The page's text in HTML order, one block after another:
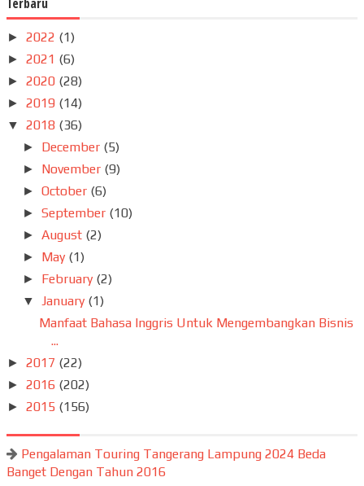
► 2022 (1)
► 2021 (6)
► 2020 (28)
► 2019 (14)
▼ 2018 (36)
► December (5)
► November (9)
►October (6)
►September (10)
►August (2)
► May (1)
► February (2)
▼ January (1)
Manfaat Bahasa Inggris Untuk Mengembangkan Bisnis
...
► 2017 (22)
► 2016 (202)
► 2015 (156)
Pengalaman Touring Tangerang Lampung 2024 Beda
Banget Dengan Tahun 2016